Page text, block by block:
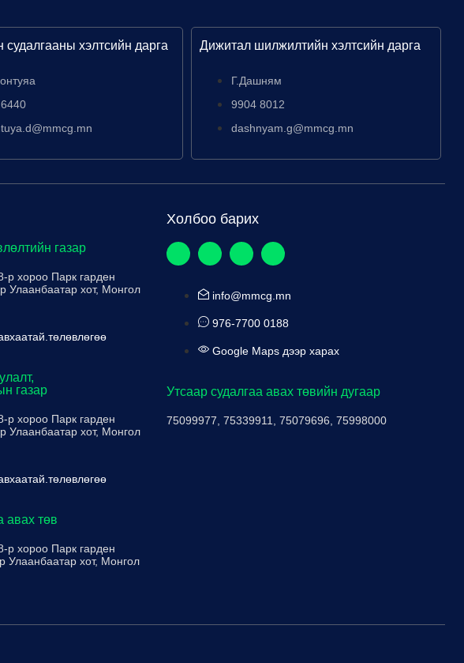
судалгааны хэлтсийн дарга Дижитал шилжилтийн хэлтсийн дарга
Г.Дашням
9904 8012
dashnyam.g@mmcg.mn
газар
р хороо Парк гарден
Улаанбаатар хот, Монгол
газар
р хороо Парк гарден
Улаанбаатар хот, Монгол
авах төв
р хороо Парк гарден
Улаанбаатар хот, Монгол
Холбоо барих
info@mmcg.mn
976-7700 0188
Google Maps дээр харах
Утсаар судалгаа авах төвийн дугаар
75099977, 75339911, 75079696, 75998000